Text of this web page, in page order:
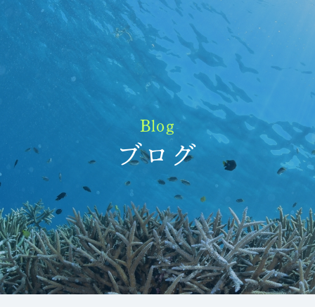
Blog
ブログ